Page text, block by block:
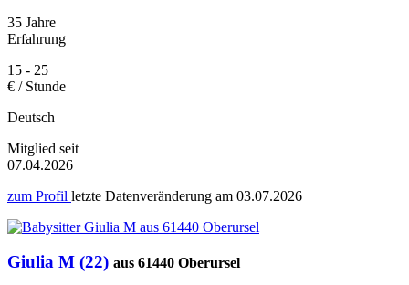
35 Jahre
Erfahrung
15 - 25
€ / Stunde
Deutsch
Mitglied seit
07.04.2026
zum Profil letzte Datenveränderung am 03.07.2026
Giulia M (22) aus 61440 Oberursel